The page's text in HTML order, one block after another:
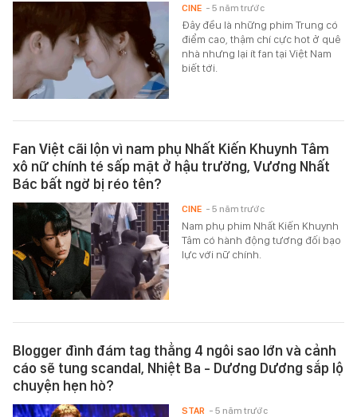
Đây đều là những phim Trung có
điểm cao, thậm chí cực hot ở quê
nhà nhưng lại ít fan tại Việt Nam
biết tới.
CINE - 5 năm trước
Fan Việt cãi lộn vì nam phụ Nhất Kiến Khuynh Tâm
xô nữ chính té sấp mặt ở hậu trường, Vương Nhất
Bác bất ngờ bị réo tên?
Nam phụ phim Nhất Kiến Khuynh
Tâm có hành động tương đối bạo
lực với nữ chính.
CINE - 5 năm trước
Blogger đình đám tag thẳng 4 ngôi sao lớn và cảnh
cáo sẽ tung scandal, Nhiệt Ba - Dương Dương sắp lộ
chuyện hẹn hò?
STAR - 5 năm trước